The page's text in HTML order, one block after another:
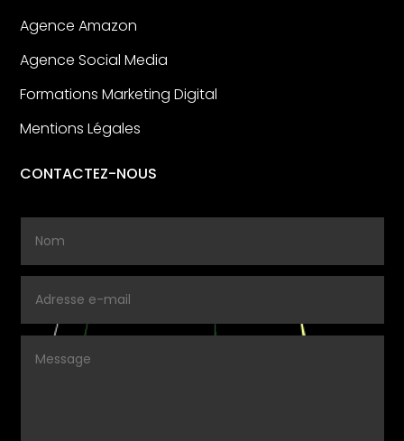
Agence Amazon
Agence Social Media
Formations Marketing Digital
Mentions Légales
CONTACTEZ-NOUS